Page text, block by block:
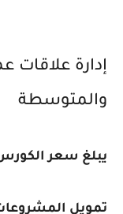
إدارة علاقات
والمتوسطة
يبلغ سعر الكورس 600 جنيه
تمويل